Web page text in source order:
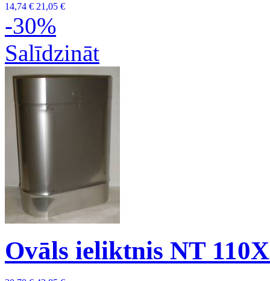
14,74 € 21,05 €
-30%
Salīdzināt
Ovāls ieliktnis NT